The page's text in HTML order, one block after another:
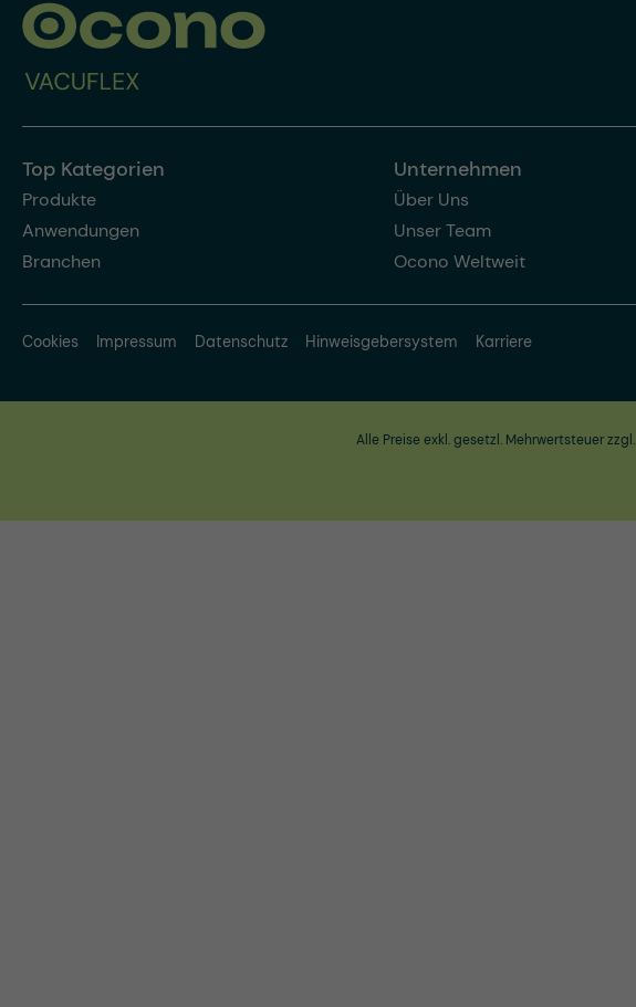
Top Kategorien
Produkte
Anwendungen
Branchen
Unternehmen
Über Uns
Unser Team
Ocono Weltweit
Cookies Impressum Datenschutz Hinweisgebersystem Karriere
Alle Preise exkl. gesetzl. Mehrwertsteuer zzgl.